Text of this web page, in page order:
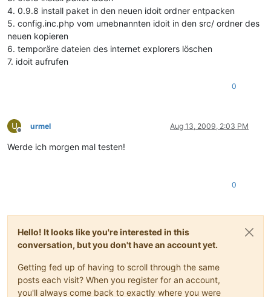
4. 0.9.8 install paket in den neuen idoit ordner entpacken
5. config.inc.php vom umebnannten idoit in den src/ ordner des
neuen kopieren
6. temporäre dateien des internet explorers löschen
7. idoit aufrufen
0
U
Offline
urmel Aug 13, 2009, 2:03 PM
Werde ich morgen mal testen!
0
Hello! It looks like you're interested in this
conversation, but you don't have an account yet.
Getting fed up of having to scroll through the same
posts each visit? When you register for an account,
you'll always come back to exactly where you were